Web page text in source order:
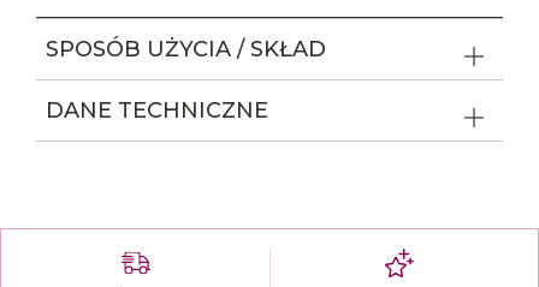
SPOSÓB UŻYCIA / SKŁAD
DANE TECHNICZNE